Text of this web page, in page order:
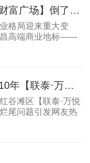
唉！南昌【财富广场】倒了，商铺拆分归还业主
格局迎来重大变
高端商业地标——
】突然停...
红角洲烂尾10年【联泰·万悦汇】何时重启？
谷滩区【联泰·万悦
尾问题引发网友热
至今...